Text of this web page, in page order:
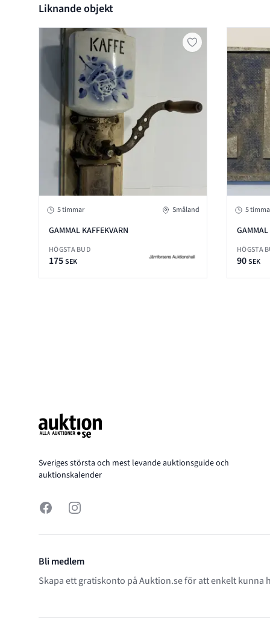
Liknande objekt
5 timmar Småland
GAMMAL KAFFEKVARN
HÖGSTA BUD
175SEK
5
GAMMAL
HÖGSTA
90SEK
Sveriges största och mest levande auktionsguide och
auktionskalender
FacebookInstagram
Bli medlem
Skapa ett gratiskonto på Auktion.se för att enkelt kunna